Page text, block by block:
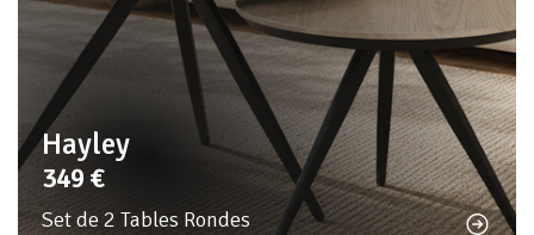
Hayley
349 €
Set de 2 Tables Rondes